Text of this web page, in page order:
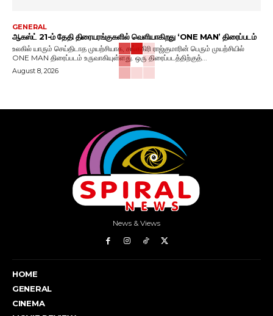
GENERAL
ஆகஸ்ட் 21-ம் தேதி திரையரங்குகளில் வெளியாகிறது ‘ONE MAN’ திரைப்படம்
உலகில் யாரும் செய்திடாத முயற்சியாக, சங்ககிரி ராஜ்குமாரின் பெரும் முயற்சியில்
ONE MAN திரைப்படம் உருவாகியுள்ளது. ஒரு திரைப்படத்திற்குத்...
August 8, 2026
News & Views
HOME
GENERAL
CINEMA